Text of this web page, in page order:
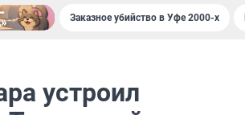
Заказное убийство в Уфе 2000-х
устроил